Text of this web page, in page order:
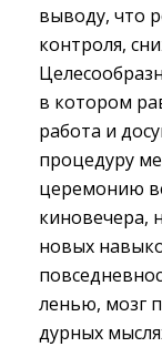
выводу, что
контроля,
в котором
работа и
процедуру
церемонию
киновечера,
новых
ленью, мозг
дурных